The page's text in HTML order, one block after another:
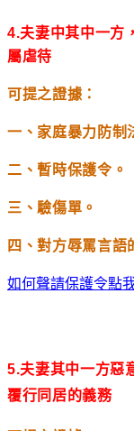
4.夫妻中其中一方
屬虐待
可提之證據：
一、家庭暴力防制
二、暫時保護令。
三、驗傷單。
四、對方辱罵言語
如何聲請保護令點
5.夫妻其中一方惡
覆行同居的義務